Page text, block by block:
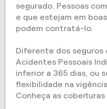
segurado. Pessoas
e que estejam em
podem contratá-lo.
Diferente dos seguros
Acidentes Pessoais
inferior a 365 dias, ou
flexibilidade na
Conheça as